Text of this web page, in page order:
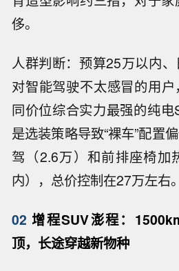
侈。
人群判断：预算25万以内、
对智能驾驶不太感冒的用
同价位综合实力最强的纯
是选装策略导致“裸车”配置
驾（2.6万）和前排座椅加
内），总价控制在27万左右。
02 增程SUV澎程：
顶，长途穿越新物种